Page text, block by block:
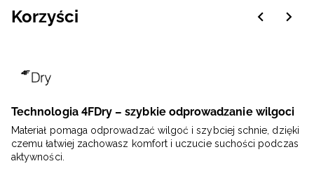
Korzyści
Technologia 4FDry – szybkie odprowadzanie wilgoci
Materiał pomaga odprowadzać wilgoć i szybciej schnie, dzięki
czemu łatwiej zachowasz komfort i uczucie suchości podczas
aktywności.